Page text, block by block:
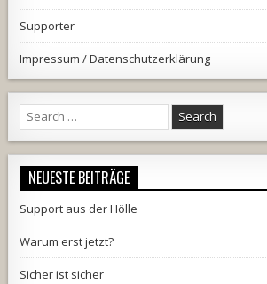
Supporter
Impressum / Datenschutzerklärung
Search
for:
NEUESTE BEITRÄGE
Support aus der Hölle
Warum erst jetzt?
Sicher ist sicher